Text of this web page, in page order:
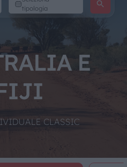
tipologia
CHI SIAMO
VIAGGI
CATALOGHI
MONDO GITAN
E
CLASSIC